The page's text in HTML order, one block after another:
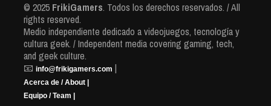
© 2025 FrikiGamers. Todos los derechos reservados. / All
rights reserved.
Medio independiente dedicado a videojuegos, tecnología y
cultura geek. / Independent media covering gaming, tech,
and geek culture.
📧 info@frikigamers.com |
Acerca de / About |
Equipo / Team |